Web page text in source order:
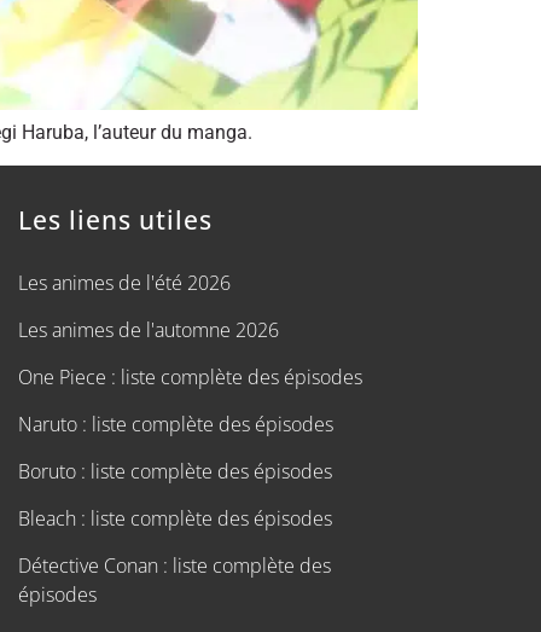
Haruba, l’auteur du manga.
Les liens utiles
Les animes de l'été 2026
Les animes de l'automne 2026
One Piece : liste complète des épisodes
Naruto : liste complète des épisodes
Boruto : liste complète des épisodes
Bleach : liste complète des épisodes
Détective Conan : liste complète des
épisodes